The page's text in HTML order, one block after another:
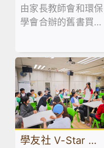
動
家校合作,家長教師會
活動花絮,活動花絮
由家長教師會和環保
學會合辦的舊書買賣
順利舉行！當日禮堂
熱鬧非凡，大批家長
同學滿載而歸！🥰
學友社 V-Star 計